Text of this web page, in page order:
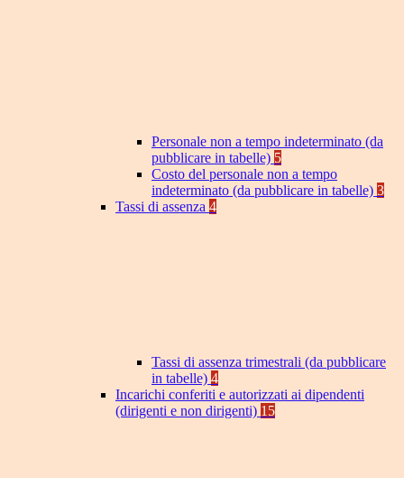
Personale non a tempo indeterminato (da
pubblicare in tabelle) 5
Costo del personale non a tempo
indeterminato (da pubblicare in tabelle) 3
Tassi di assenza 4
Tassi di assenza trimestrali (da pubblicare
in tabelle) 4
Incarichi conferiti e autorizzati ai dipendenti
(dirigenti e non dirigenti) 15